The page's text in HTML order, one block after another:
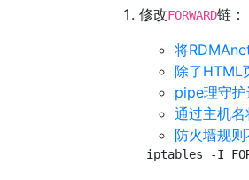
修改FORWARD链：
将
除了HTML
pipe理守
通过主机
防火墙规
iptables -I